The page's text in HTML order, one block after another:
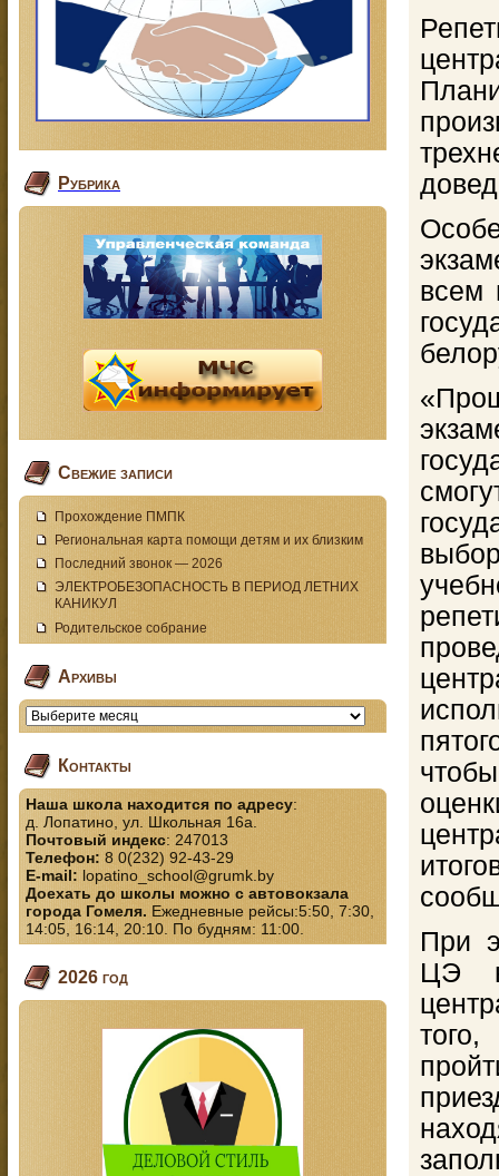
Рубрика
Свежие записи
Прохождение ПМПК
Региональная карта помощи детям и их близким
Последний звонок — 2026
ЭЛЕКТРОБЕЗОПАСНОСТЬ В ПЕРИОД ЛЕТНИХ
КАНИКУЛ
Родительское собрание
Архивы
Контакты
Наша школа находится по адресу:
д. Лопатино, ул. Школьная 16а.
Почтовый индекс: 247013
Телефон:8 0(232) 92-43-29
E-mail:lopatino_school@grumk.by
Доехать до школы можно с автовокзала
города Гомеля. Ежедневные рейсы:5:50, 7:30,
14:05, 16:14, 20:10. По будням: 11:00.
2026 год
всем
При
ЦЭ